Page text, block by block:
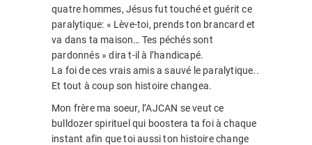
quatre hommes, Jésus fut touché et guérit ce
paralytique: « Lève-toi, prends ton brancard et
va dans ta maison… Tes péchés sont
pardonnés » dira t-il à l’handicapé.
La foi de ces vrais amis a sauvé le paralytique..
Et tout à coup son histoire changea.
Mon frère ma soeur, l’AJCAN se veut ce
bulldozer spirituel qui boostera ta foi à chaque
instant afin que toi aussi ton histoire change